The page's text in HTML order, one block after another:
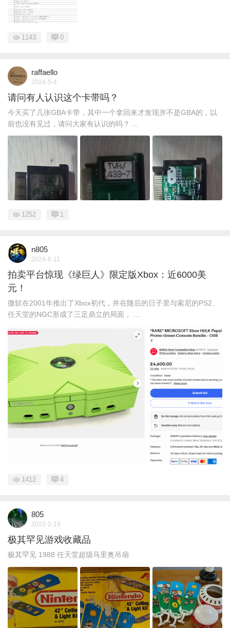
1143 0
raffaello
2024-5-4
请问有人认识这个卡带吗？
今天买了几张GBA卡带，其中一个拿回来才发现并不是GBA的，以
前也没有见过，请问大家有认识的吗？ ...
1252 1
n805
2024-6-11
拍卖平台惊现《绿巨人》限定版Xbox：近6000美
元！
微软在2001年推出了Xbox初代，并在随后的日子里与索尼的PS2、
任天堂的NGC形成了三足鼎立的局面， ...
1412 4
805
2022-2-19
极其罕见游戏收藏品
极其罕见 1988 任天堂超级马里奥吊扇